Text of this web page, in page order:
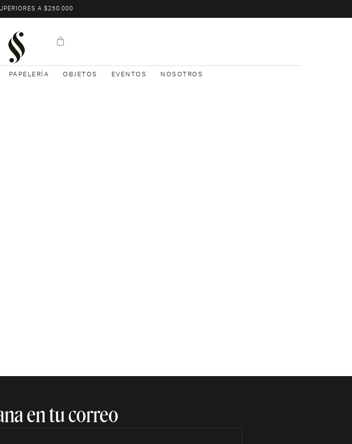
A $250.000
PAPELERÍA OBJETOS EVENTOS NOSOTROS
en tu correo​